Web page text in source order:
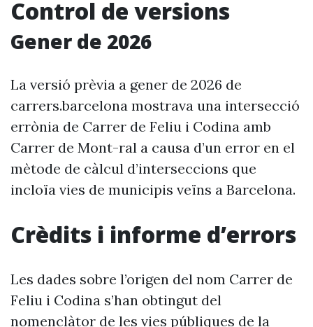
Control de versions
Gener de 2026
La versió prèvia a gener de 2026 de
carrers.barcelona mostrava una intersecció
errònia de Carrer de Feliu i Codina amb
Carrer de Mont-ral a causa d’un error en el
mètode de càlcul d’interseccions que
incloïa vies de municipis veïns a Barcelona.
Crèdits i informe d’errors
Les dades sobre l’origen del nom Carrer de
Feliu i Codina s’han obtingut del
nomenclàtor de les vies públiques de la